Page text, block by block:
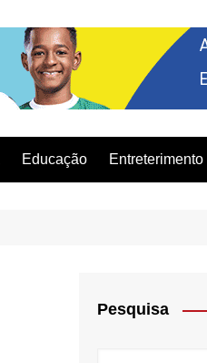
Educação Entreterimento
Pesquisa